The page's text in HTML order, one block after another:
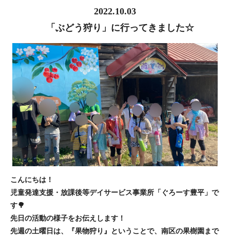
2022.10.03
「ぶどう狩り」に行ってきました☆
こんにちは！
児童発達支援・放課後等デイサービス事業所「ぐろーす豊平」で
す🌳
先日の活動の様子をお伝えします！
先週の土曜日は、『果物狩り』ということで、南区の果樹園まで